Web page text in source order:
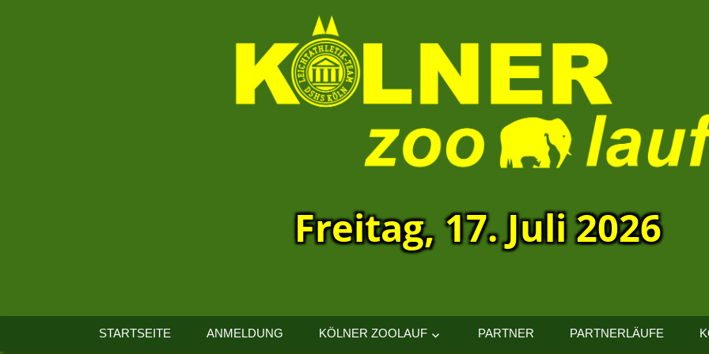
Kölner
Freitag, 17. Juli 2026
STARTSEITE ANMELDUNG KÖLNER ZOOLAUF PARTNER PARTNERLÄUFE